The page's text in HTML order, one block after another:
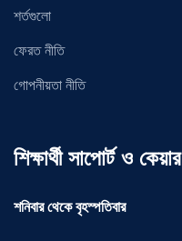
শর্তগুলো
ফেরত নীতি
গোপনীয়তা নীতি
শিক্ষার্থী সাপোর্ট ও কেয়ার
শনিবার থেকে বৃহস্পতিবার